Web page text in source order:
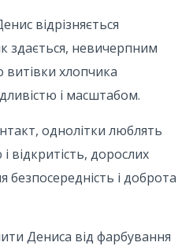
відрізняється
здається, невичерпним
витівки хлопчика
і масштабом.
однолітки люблять
відкритість, дорослих
і доброта
Дениса від фарбування